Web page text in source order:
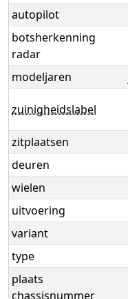
autopilot
botsherkenning
radar
modeljaren
zuinigheidslabel
zitplaatsen
deuren
wielen
uitvoering
variant
type
plaats
chassisnummer